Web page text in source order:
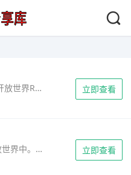
仙剑世界-仙剑IP首款开放世界RPG 《仙剑世界》是仙剑IP首款开放世界大作，在故事上传承仙剑独特的韵味，讲述仙剑历33年的全新故事。玩家将操作主角角色，和历代仙剑主角重逢，体验仙剑味道的五灵仙术战斗，自由探…… 立即查看
设定在一片哥特风开放世界中。经过几个世纪的沉睡，你作为一名虚弱的吸血鬼醒来。你需要寻找血液以恢复体力，同时躲避烈日以求生存。重建你的城堡和吸血鬼帝国，将人类变成你忠诚的仆人。你可以单人探索和打斗，或…… 立即查看